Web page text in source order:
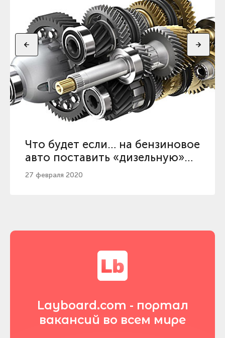
Что будет если… на бензиновое
авто поставить «дизельную»
КПП
27 февраля 2020
Layboard.com - портал
вакансий во всем мире